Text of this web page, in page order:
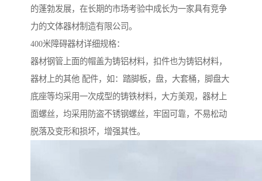
的蓬勃发展，在长期的市场考验中成长为一家具有竞争
力的文体器材制造有限公司。
400米障碍器材详细规格：
器材钢管上面的帽盖为铸铝材料，扣件也为铸铝材料，
器材上的其他 配件，如：踏脚板，盘，大套桶，脚盘大
底座等均采用一次成型的铸铁材料，大方美观，器材上
面螺丝，均采用防盗不锈钢螺丝，牢固可靠，不易松动
脱落及变形和损坏，增强其性。